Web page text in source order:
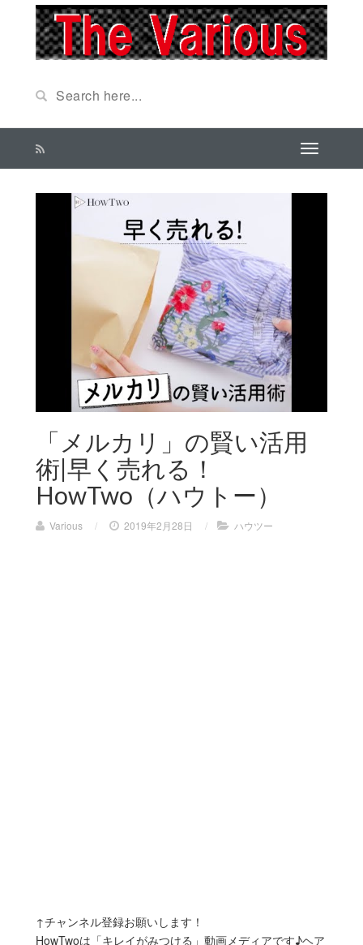
「メルカリ」の賢い活用
術|早く売れる！
HowTwo（ハウトー）
Various / 2019年2月28日 / ハウツー
↑チャンネル登録お願いします！
HowTwoは「キレイがみつける」動画メディアです♪ヘア